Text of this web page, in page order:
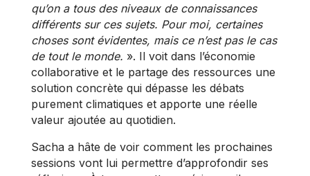
qu’on a tous des niveaux de connaissances
différents sur ces sujets. Pour moi, certaines
choses sont évidentes, mais ce n’est pas le cas
de tout le monde. ». Il voit dans l’économie
collaborative et le partage des ressources une
solution concrète qui dépasse les débats
purement climatiques et apporte une réelle
valeur ajoutée au quotidien.
Sacha a hâte de voir comment les prochaines
sessions vont lui permettre d’approfondir ses